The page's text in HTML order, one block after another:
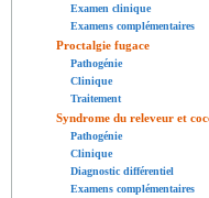
Examen clinique
Examens complémentaires
Proctalgie fugace
Pathogénie
Clinique
Traitement
Syndrome du releveur et
Pathogénie
Clinique
Diagnostic différentiel
Examens complémentaires